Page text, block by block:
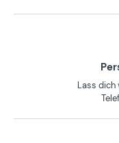
Lass dich